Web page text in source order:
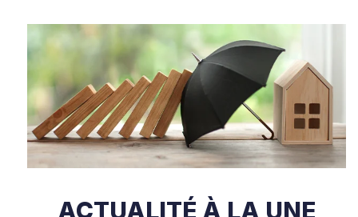
ACTUALITÉ À LA UNE